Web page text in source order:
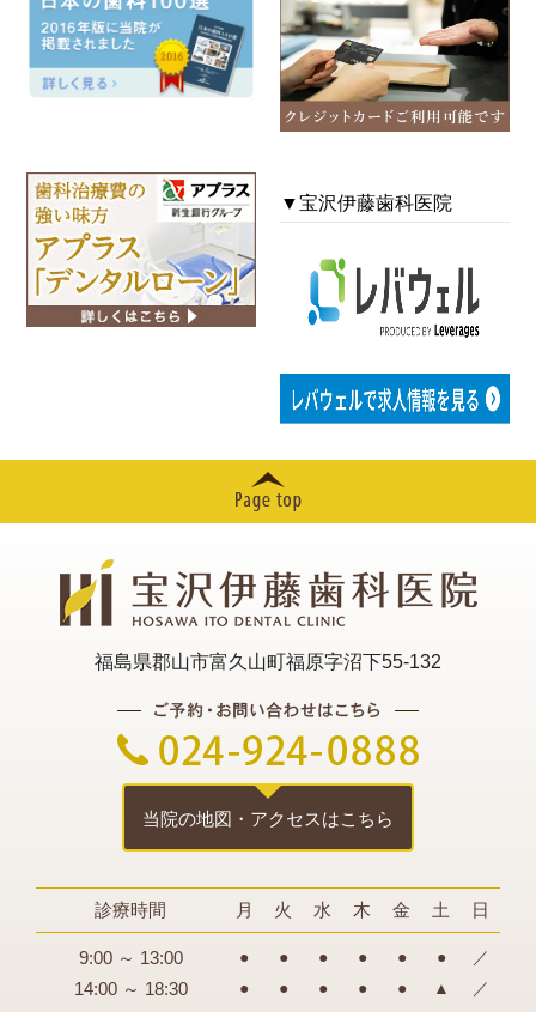
▼宝沢伊藤歯科医院
福島県郡山市富久山町福原字沼下55-132
当院の地図・アクセスはこちら
診療時間 月 火 水 木 金 土 日
9:00 ～ 13:00 ● ● ● ● ● ● ／
14:00 ～ 18:30 ● ● ● ● ● ▲ ／